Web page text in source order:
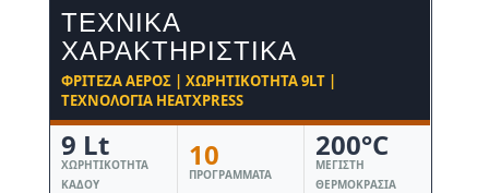
ΤΕΧΝΙΚΆ
ΧΑΡΑΚΤΗΡΙΣΤΙΚΆ
ΦΡΙΤΈΖΑ ΑΈΡΟΣ | ΧΩΡΗΤΙΚΌΤΗΤΑ 9LT |
ΤΕΧΝΟΛΟΓΊΑ HEATXPRESS
9 Lt
ΧΩΡΗΤΙΚΌΤΗΤΑ
ΚΆΔΟΥ
10
ΠΡΟΓΡΆΜΜΑΤΑ
200°C
ΜΈΓΙΣΤΗ
ΘΕΡΜΟΚΡΑΣΊΑ